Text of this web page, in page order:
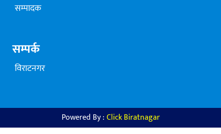
सम्पादक
सम्पर्क
विराटनगर
Powered By :Click Biratnagar